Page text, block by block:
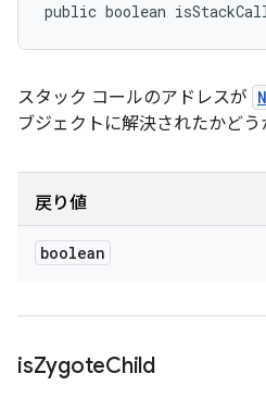
public boolean
スタック コールのアドレスが
ブジェクトに解決されたかどう
戻り値
boolean
isZygoteChild